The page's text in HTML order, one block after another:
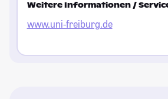
Weitere Informationen /
www.uni-freiburg.de